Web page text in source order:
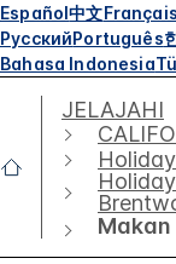
Español中文Français
РусскийPortuguês
Bahasa Indonesia
JELAJAHI
Makan